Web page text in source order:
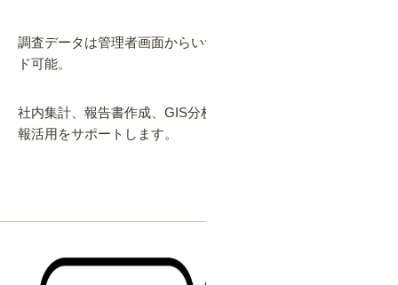
調査データは管理者画面からいつでもCSV形式でダウンロー
ド可能。
社内集計、報告書作成、GIS分析、報告資料など、組織の情
報活用をサポートします。